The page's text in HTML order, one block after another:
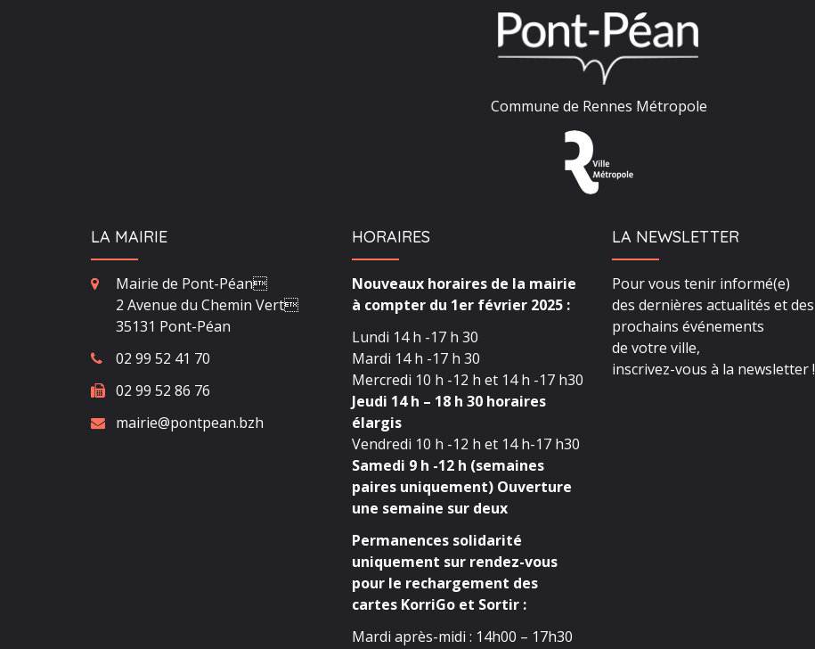
Commune de Rennes Métropole
LA MAIRIE
Mairie de Pont-Péan
2 Avenue du Chemin Vert
35131 Pont-Péan
02 99 52 41 70
02 99 52 86 76
mairie@pontpean.bzh
HORAIRES
Nouveaux horaires de la mairie
à compter du 1er février 2025 :
Lundi 14 h -17 h 30
Mardi 14 h -17 h 30
Mercredi 10 h -12 h et 14 h -17 h30
Jeudi 14 h – 18 h 30 horaires
élargis
Vendredi 10 h -12 h et 14 h-17 h30
Samedi 9 h -12 h (semaines
paires uniquement) Ouverture
une semaine sur deux
Permanences solidarité
uniquement sur rendez-vous
pour le rechargement des
cartes KorriGo et Sortir :
Mardi après-midi : 14h00 – 17h30
LA NEWSLETTER
Pour vous tenir informé(e)
des dernières actualités et des
prochains événements
de votre ville,
inscrivez-vous à la newsletter !